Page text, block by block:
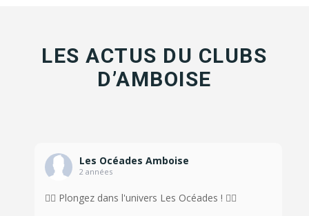
LES ACTUS DU CLUBS
D’AMBOISE
Les Océades Amboise
2 années
🏊‍♀️ Plongez dans l'univers Les Océades ! 🏊‍♂️